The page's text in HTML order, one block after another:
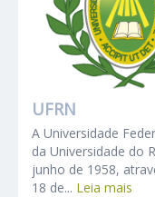
UFRN
A Universidade
da Universidade do
junho de 1958,
18 de... Leia mais